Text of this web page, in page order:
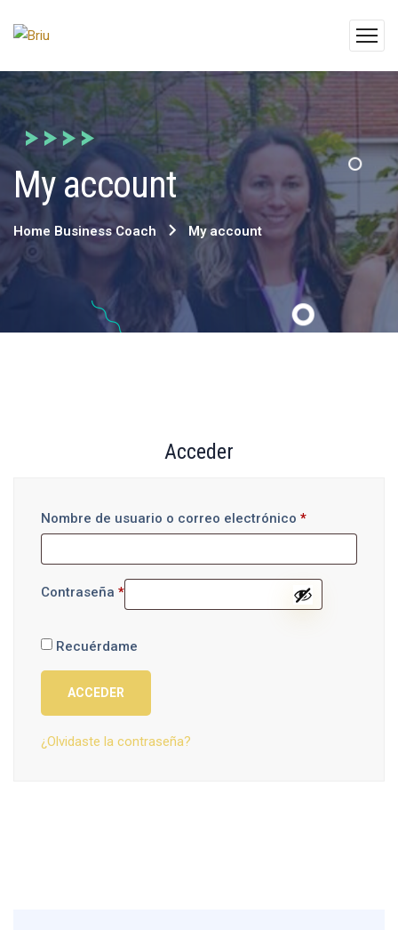
My account
Home Business Coach My account
Acceder
Nombre de usuario o correo electrónico *
Contraseña *
Recuérdame
ACCEDER
¿Olvidaste la contraseña?